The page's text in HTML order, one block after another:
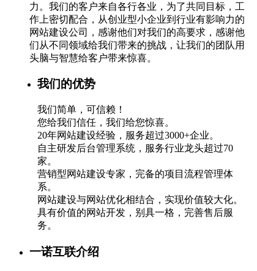
力。我们的客户来自各行各业，为了共同目标，工
作上密切配合，从创业型小企业到行业有影响力的
网站建设公司，感谢他们对我们的高要求，感谢他
们从不同领域给我们带来的挑战，让我们的团队用
头脑与智慧给客户带来惊喜。
我们的优势
我们简单，可信赖！
您给我们信任，我们给您惊喜。
20年网站建设经验，服务超过3000+企业。
自主研发后台管理系统，服务行业龙头超过70
家。
营销型网站建设专家，完备的项目流程管理体
系。
网站建设与网站优化相结合，实现价值较大化。
具有价值的网站开发，别具一格，完善售后服
务。
一诺互联介绍